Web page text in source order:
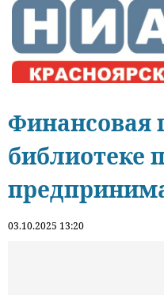
Финансовая
библиотеке
03.10.2025 13:20